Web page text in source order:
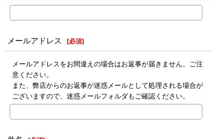
メールアドレス [必須]
メールアドレスをお間違えの場合はお返事が届きません。ご注
意ください。
また、弊店からのお返事が迷惑メールとして処理される場合が
ございますので、迷惑メールフォルダもご確認ください。